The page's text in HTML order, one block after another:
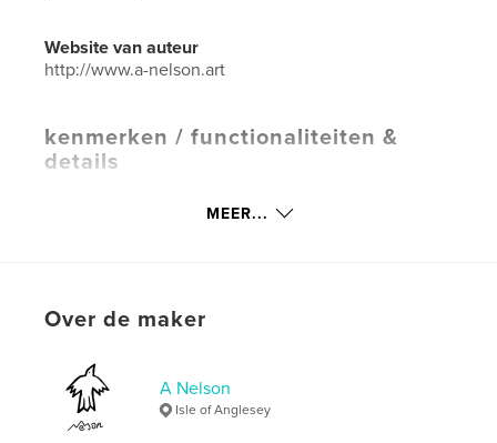
Website van auteur
http://www.a-nelson.art
kenmerken / functionaliteiten &
details
ISBN
Datum publiceren:
TaalEnglish
MEER...
Over de maker
A Nelson
Isle of Anglesey